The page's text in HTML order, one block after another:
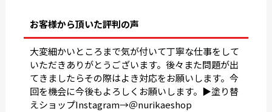
お客様から頂いた評判の声
大変細かいところまで気が付いて丁寧な仕事をして
いただきありがとうございます。後々また問題が出
てきましたらその際はよき対応をお願いします。今
回を機会に今後もよろしくお願いします。▶︎塗り替
えショップInstagram→＠nurikaeshop